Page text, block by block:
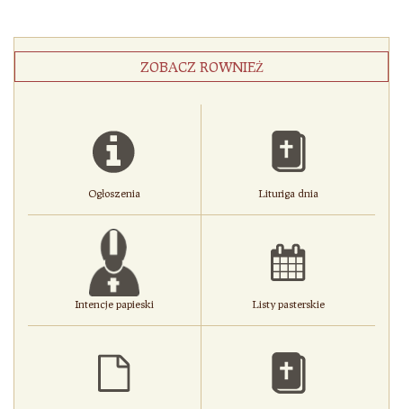
ZOBACZ ROWNIEŻ
Ogłoszenia Lituriga dnia
Intencje papieski Listy pasterskie